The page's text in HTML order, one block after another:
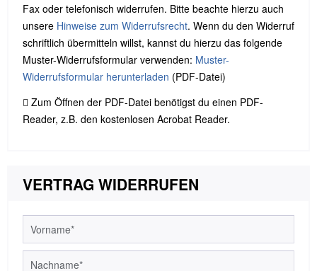
Fax oder telefonisch widerrufen. Bitte beachte hierzu auch
unsere Hinweise zum Widerrufsrecht. Wenn du den Widerruf
schriftlich übermitteln willst, kannst du hierzu das folgende
Muster-Widerrufsformular verwenden: Muster-
Widerrufsformular herunterladen (PDF-Datei)
Zum Öffnen der PDF-Datei benötigst du einen PDF-
Reader, z.B. den kostenlosen Acrobat Reader.
VERTRAG WIDERRUFEN